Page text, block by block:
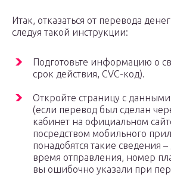
Итак, отказаться от перевода
следуя такой инструкции:
Подготовьте информацию о
срок действия, CVC-код).
Откройте страницу с
(если перевод был сделан
кабинет на официальном
посредством мобильного
понадобятся такие сведения –
время отправления, номер
вы ошибочно указали при